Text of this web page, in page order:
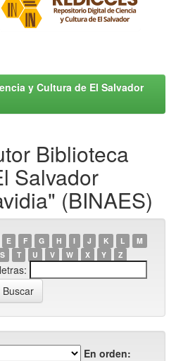
y Cultura de El Salvador
Biblioteca
Salvador
(BINAES)
E F G H I J K L
M
S T U V W X Y Z
En orden: